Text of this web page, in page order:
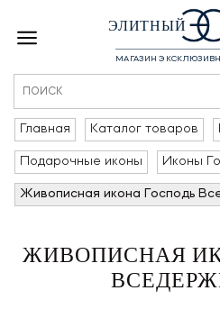
ЭЛИТНЫЙ
МАГАЗИН
Главная Каталог товаров
Подарочные иконы Иконы
Живописная икона Господь
ЖИВОПИСНАЯ